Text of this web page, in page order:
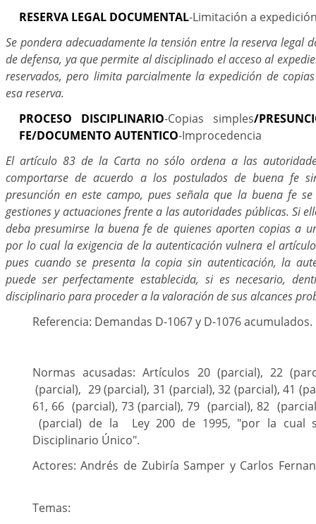
RESERVA LEGAL DOCUMENTAL-Limitación a
Se pondera adecuadamente la tensión entre la reserva legal
de defensa, ya que permite al disciplinado el acceso al
reservados, pero limita parcialmente la expedición de
esa reserva.
PROCESO DISCIPLINARIO-Copias simples/
FE/DOCUMENTO AUTENTICO-Improcedencia
El artículo 83 de la Carta no sólo ordena a las
comportarse de acuerdo a los postulados de buena fe
presunción en este campo, pues señala que la buena fe
gestiones y actuaciones frente a las autoridades públicas. Si
deba presumirse la buena fe de quienes aporten copias a
por lo cual la exigencia de la autenticación vulnera el
pues cuando se presenta la copia sin autenticación, la
puede ser perfectamente establecida, si es necesario,
disciplinario para proceder a la valoración de sus alcances
Referencia: Demandas D-1067 y D-1076 acumulados.
Normas acusadas: Artículos 20 (parcial), 22
(parcial), 29 (parcial), 31 (parcial), 32 (parcial), 41
61, 66 (parcial), 73 (parcial), 79 (parcial), 82
(parcial) de la Ley 200 de 1995, "por la cual
Disciplinario Único".
Actores: Andrés de Zubiría Samper y Carlos
Temas: